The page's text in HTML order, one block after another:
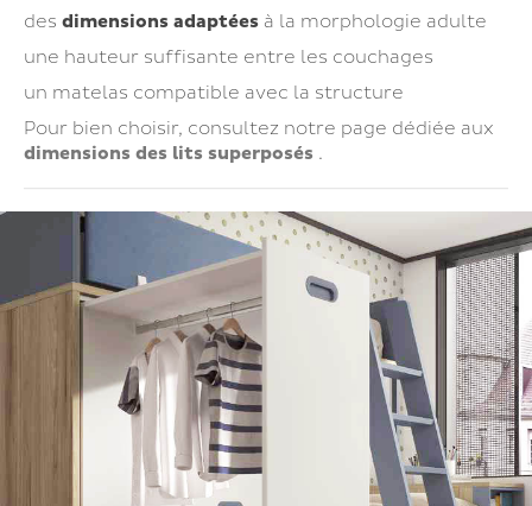
des dimensions adaptées à la morphologie adulte
une hauteur suffisante entre les couchages
un matelas compatible avec la structure
Pour bien choisir, consultez notre page dédiée aux
dimensions des lits superposés .